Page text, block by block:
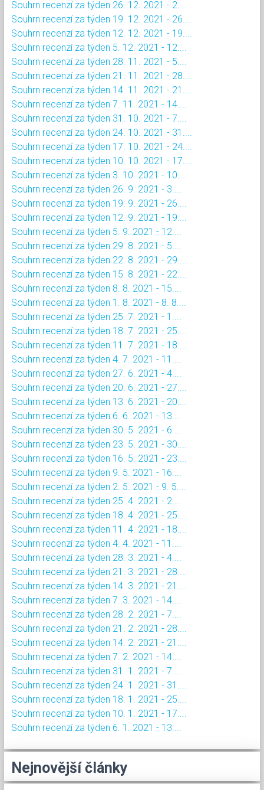
Souhrn recenzí za týden 26. 12. 2021 - 2....
Souhrn recenzí za týden 19. 12. 2021 - 26....
Souhrn recenzí za týden 12. 12. 2021 - 19....
Souhrn recenzí za týden 5. 12. 2021 - 12....
Souhrn recenzí za týden 28. 11. 2021 - 5....
Souhrn recenzí za týden 21. 11. 2021 - 28....
Souhrn recenzí za týden 14. 11. 2021 - 21....
Souhrn recenzí za týden 7. 11. 2021 - 14....
Souhrn recenzí za týden 31. 10. 2021 - 7....
Souhrn recenzí za týden 24. 10. 2021 - 31....
Souhrn recenzí za týden 17. 10. 2021 - 24....
Souhrn recenzí za týden 10. 10. 2021 - 17....
Souhrn recenzí za týden 3. 10. 2021 - 10....
Souhrn recenzí za týden 26. 9. 2021 - 3....
Souhrn recenzí za týden 19. 9. 2021 - 26....
Souhrn recenzí za týden 12. 9. 2021 - 19....
Souhrn recenzí za týden 5. 9. 2021 - 12....
Souhrn recenzí za týden 29. 8. 2021 - 5....
Souhrn recenzí za týden 22. 8. 2021 - 29....
Souhrn recenzí za týden 15. 8. 2021 - 22....
Souhrn recenzí za týden 8. 8. 2021 - 15....
Souhrn recenzí za týden 1. 8. 2021 - 8. 8....
Souhrn recenzí za týden 25. 7. 2021 - 1....
Souhrn recenzí za týden 18. 7. 2021 - 25....
Souhrn recenzí za týden 11. 7. 2021 - 18....
Souhrn recenzí za týden 4. 7. 2021 - 11....
Souhrn recenzí za týden 27. 6. 2021 - 4....
Souhrn recenzí za týden 20. 6. 2021 - 27....
Souhrn recenzí za týden 13. 6. 2021 - 20....
Souhrn recenzí za týden 6. 6. 2021 - 13....
Souhrn recenzí za týden 30. 5. 2021 - 6....
Souhrn recenzí za týden 23. 5. 2021 - 30....
Souhrn recenzí za týden 16. 5. 2021 - 23....
Souhrn recenzí za týden 9. 5. 2021 - 16....
Souhrn recenzí za týden 2. 5. 2021 - 9. 5....
Souhrn recenzí za týden 25. 4. 2021 - 2....
Souhrn recenzí za týden 18. 4. 2021 - 25....
Souhrn recenzí za týden 11. 4. 2021 - 18....
Souhrn recenzí za týden 4. 4. 2021 - 11....
Souhrn recenzí za týden 28. 3. 2021 - 4....
Souhrn recenzí za týden 21. 3. 2021 - 28....
Souhrn recenzí za týden 14. 3. 2021 - 21....
Souhrn recenzí za týden 7. 3. 2021 - 14....
Souhrn recenzí za týden 28. 2. 2021 - 7....
Souhrn recenzí za týden 21. 2. 2021 - 28....
Souhrn recenzí za týden 14. 2. 2021 - 21....
Souhrn recenzí za týden 7. 2. 2021 - 14....
Souhrn recenzí za týden 31. 1. 2021 - 7....
Souhrn recenzí za týden 24. 1. 2021 - 31....
Souhrn recenzí za týden 18. 1. 2021 - 25....
Souhrn recenzí za týden 10. 1. 2021 - 17....
Souhrn recenzí za týden 6. 1. 2021 - 13....
Nejnovější články